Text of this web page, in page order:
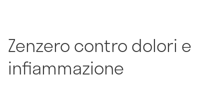
Zenzero contro dolori e
infiammazione